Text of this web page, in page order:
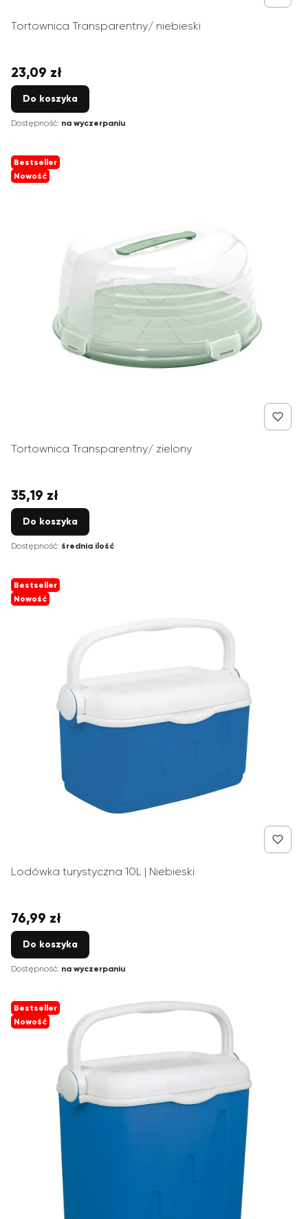
Tortownica Transparentny/ niebieski
Cena
23,09 zł
Do koszyka
Dostępność: na wyczerpaniu
Bestseller
Nowość
Tortownica Transparentny/ zielony
Cena
35,19 zł
Do koszyka
Dostępność: średnia ilość
Bestseller
Nowość
Lodówka turystyczna 10L | Niebieski
Cena
76,99 zł
Do koszyka
Dostępność: na wyczerpaniu
Bestseller
Nowość